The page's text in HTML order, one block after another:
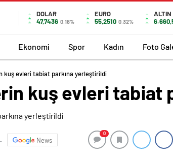
DOLAR
47,7436 0.18%
EURO
55,2510 0.32%
ALTIN
Ekonomi Spor Kadın Foto
kuş evleri tabiat parkına yerleştirildi
kuş evleri tabiat
News
0